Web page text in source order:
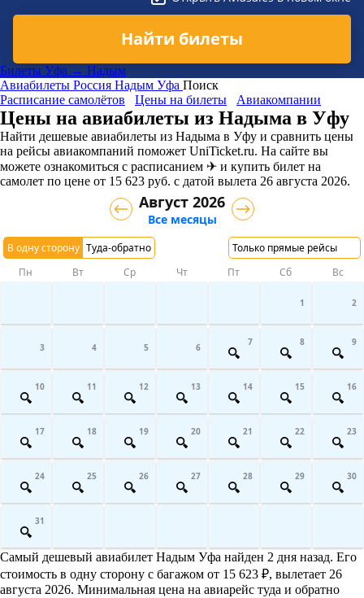
Найти билеты
Билеты Уфа → Надым
Авиабилеты Россия Надым Уфа Поиск
Расписание самолётов
Цены на билеты Авиакомпании
Цены на авиабилеты из Надыма в Уфу
Найти дешевые авиабилеты из Надыма в Уфу и сравнить цены
на рейсы авиакомпаний поможет UniTicket.ru. На сайте вы
можете ознакомиться с расписанием ✈ и купить билет на
самолет по цене от 15 623 руб. с датой вылета 26 августа 2026.
В одну сторону Туда-обратно Только прямые рейсы
Август 2026
Все месяцы
Пн Вт Ср Чт Пт Сб Вс
1 2
3 4 5 6 7 8 9
10 11 12 13 14 15 16
17 18 19 20 21 22 23
24 25 26 27 28 29 30
31
Самый дешевый авиабилет Надым Уфа найден 2 дня назад. Его
стоимость в одну сторону с багажом от 15 623 ₽, вылетает 26
августа 2026. Минимальная цена на авиарейс туда и обратно